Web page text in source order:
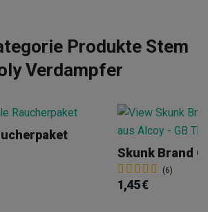
Produkte Stem
Verdampfer
Skunk Brand
(6)
1,45 €